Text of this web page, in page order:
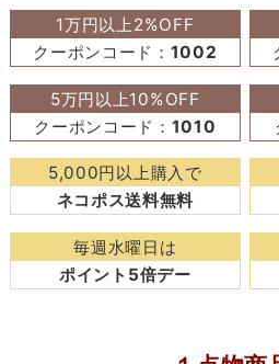
1万円以上2%OFF
クーポンコード： 1002
5万円以上10%OFF
クーポンコード： 1010
5,000円以上購入で
ネコポス送料無料
毎週水曜日は
ポイント5倍デー